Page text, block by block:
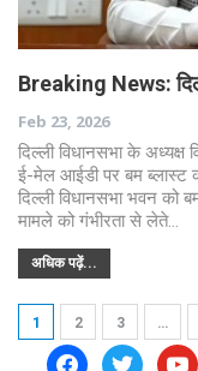
Breaking News:
Feb 23, 2026
दिल्ली विधानसभा के
ई-मेल आईडी पर बम
दिल्ली विधानसभा भवन को
मामले को गंभीरता से लेते…
अधिक पढ़ें...
1 2 3 …
facebooktwitter